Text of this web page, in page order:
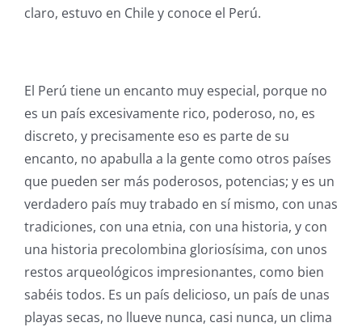
claro, estuvo en Chile y conoce el Perú.
El Perú tiene un encanto muy especial, porque no
es un país excesivamente rico, poderoso, no, es
discreto, y precisamente eso es parte de su
encanto, no apabulla a la gente como otros países
que pueden ser más poderosos, potencias; y es un
verdadero país muy trabado en sí mismo, con unas
tradiciones, con una etnia, con una historia, y con
una historia precolombina gloriosísima, con unos
restos arqueológicos impresionantes, como bien
sabéis todos. Es un país delicioso, un país de unas
playas secas, no llueve nunca, casi nunca, un clima